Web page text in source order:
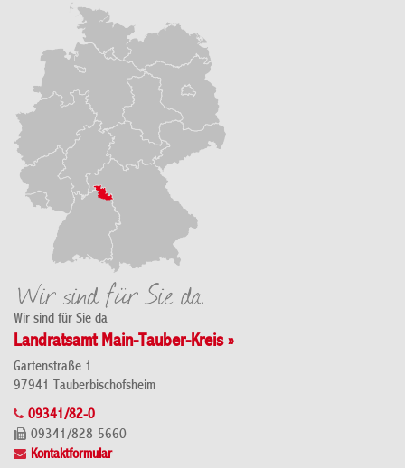
Wir sind für Sie da
Landratsamt Main-Tauber-Kreis »
Gartenstraße 1
97941 Tauberbischofsheim
09341/82-0
09341/828-5660
Kontaktformular